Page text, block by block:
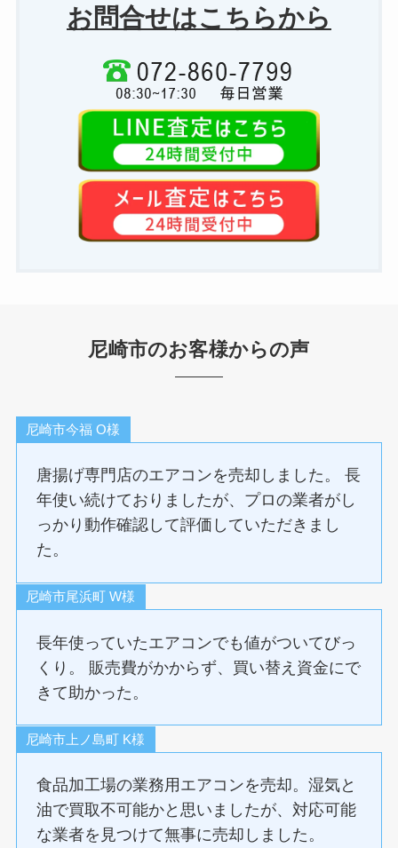
お問合せはこちらから
尼崎市のお客様からの声
尼崎市今福 O様
唐揚げ専門店のエアコンを売却しました。 長
年使い続けておりましたが、プロの業者がし
っかり動作確認して評価していただきまし
た。
尼崎市尾浜町 W様
長年使っていたエアコンでも値がついてびっ
くり。 販売費がかからず、買い替え資金にで
きて助かった。
尼崎市上ノ島町 K様
食品加工場の業務用エアコンを売却。湿気と
油で買取不可能かと思いましたが、対応可能
な業者を見つけて無事に売却しました。